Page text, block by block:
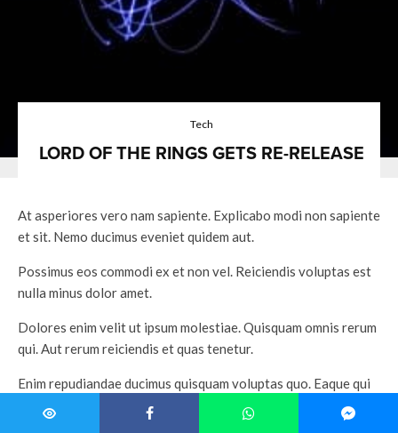
Tech
LORD OF THE RINGS GETS RE-RELEASE
At asperiores vero nam sapiente. Explicabo modi non sapiente
et sit. Nemo ducimus eveniet quidem aut.
Possimus eos commodi ex et non vel. Reiciendis voluptas est
nulla minus dolor amet.
Dolores enim velit ut ipsum molestiae. Quisquam omnis rerum
qui. Aut rerum reiciendis et quas tenetur.
Enim repudiandae ducimus quisquam voluptas quo. Eaque qui
minima quam deleniti veritatis nostrum. Assumenda quae et
sed et. Temporibus molestiae possimus ab doloremque illo